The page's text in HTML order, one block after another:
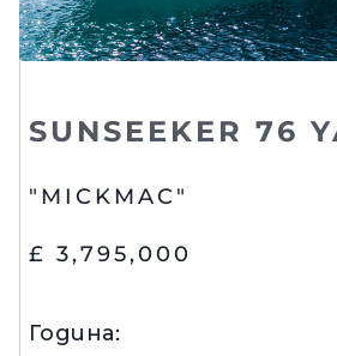
SUNSEEKER 76
"MICKMAC"
£ 3,795,000
Година: